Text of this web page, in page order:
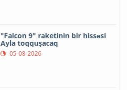
"Falcon 9" raketinin bir hissəsi
Ayla toqquşacaq
05-08-2026